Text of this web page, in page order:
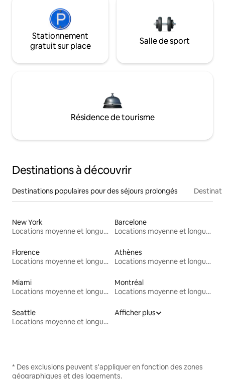
Stationnement
gratuit sur place
Salle de sport
Résidence de tourisme
Destinations à découvrir
Destinations populaires pour des séjours prolongés
New York
Locations moyenne et longue durée
Barcelone
Locations moyenne et longue durée
Florence
Locations moyenne et longue durée
Athènes
Locations moyenne et longue durée
Miami
Locations moyenne et longue durée
Montréal
Locations moyenne et longue durée
Seattle
Locations moyenne et longue durée
Afficher plus
* Des exclusions peuvent s'appliquer en fonction des zones
géographiques et des logements.